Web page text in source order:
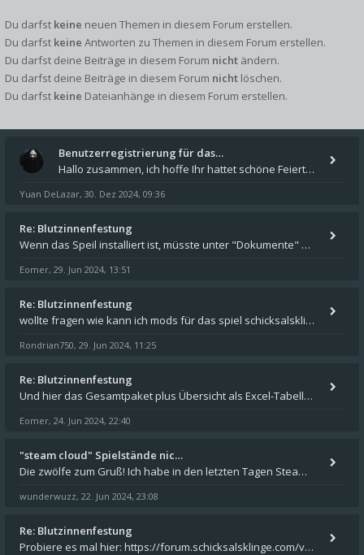
Du darfst keine neuen Themen in diesem Forum erstellen.
Du darfst keine Antworten zu Themen in diesem Forum erstellen.
Du darfst deine Beiträge in diesem Forum nicht ändern.
Du darfst deine Beiträge in diesem Forum nicht löschen.
Du darfst keine Dateianhänge in diesem Forum erstellen.
Benutzerregistrierung für das…
Hallo zusammen, ich hoffe Ihr hattet schöne Feiertage und kommt auch gut ins neue Jahr. Ich schreibe hier kurz zur Infor
Yuan DeLazar, 30. Dez 2024, 09:36
Re: Blutzinnenfestung
Wenn das Speil installiert ist, müsste unter "Dokumente" auf Deinem Rechner ein Verzeichnis "blade of destiny" sein. Dar
Eomer, 29. Jun 2024, 13:51
Re: Blutzinnenfestung
wollte fragen wie kann ich mods für das spiel schicksalsklinge in das spieleverzeichnis kopieren und in welches
Rondrian750, 29. Jun 2024, 11:25
Re: Blutzinnenfestung
Und hier das Gesamtpaket plus Übersicht als Excel-Tabelle: https://forum.schicksalsklinge.com/viewtopic.php?f=239&t=156
Eomer, 24. Jun 2024, 22:40
"steam cloud" Spielstände nic…
Die zwölfe zum Gruß! Ich habe in den letzten Tagen Steam auf meinem Desktop PC mit Windows 11 installiert und über Steam
wunderwuzz, 22. Jun 2024, 23:08
Re: Blutzinnenfestung
Probiere es mal hier: https://forum.schicksalsklinge.com/viewtopic.php?f=239&t=15661